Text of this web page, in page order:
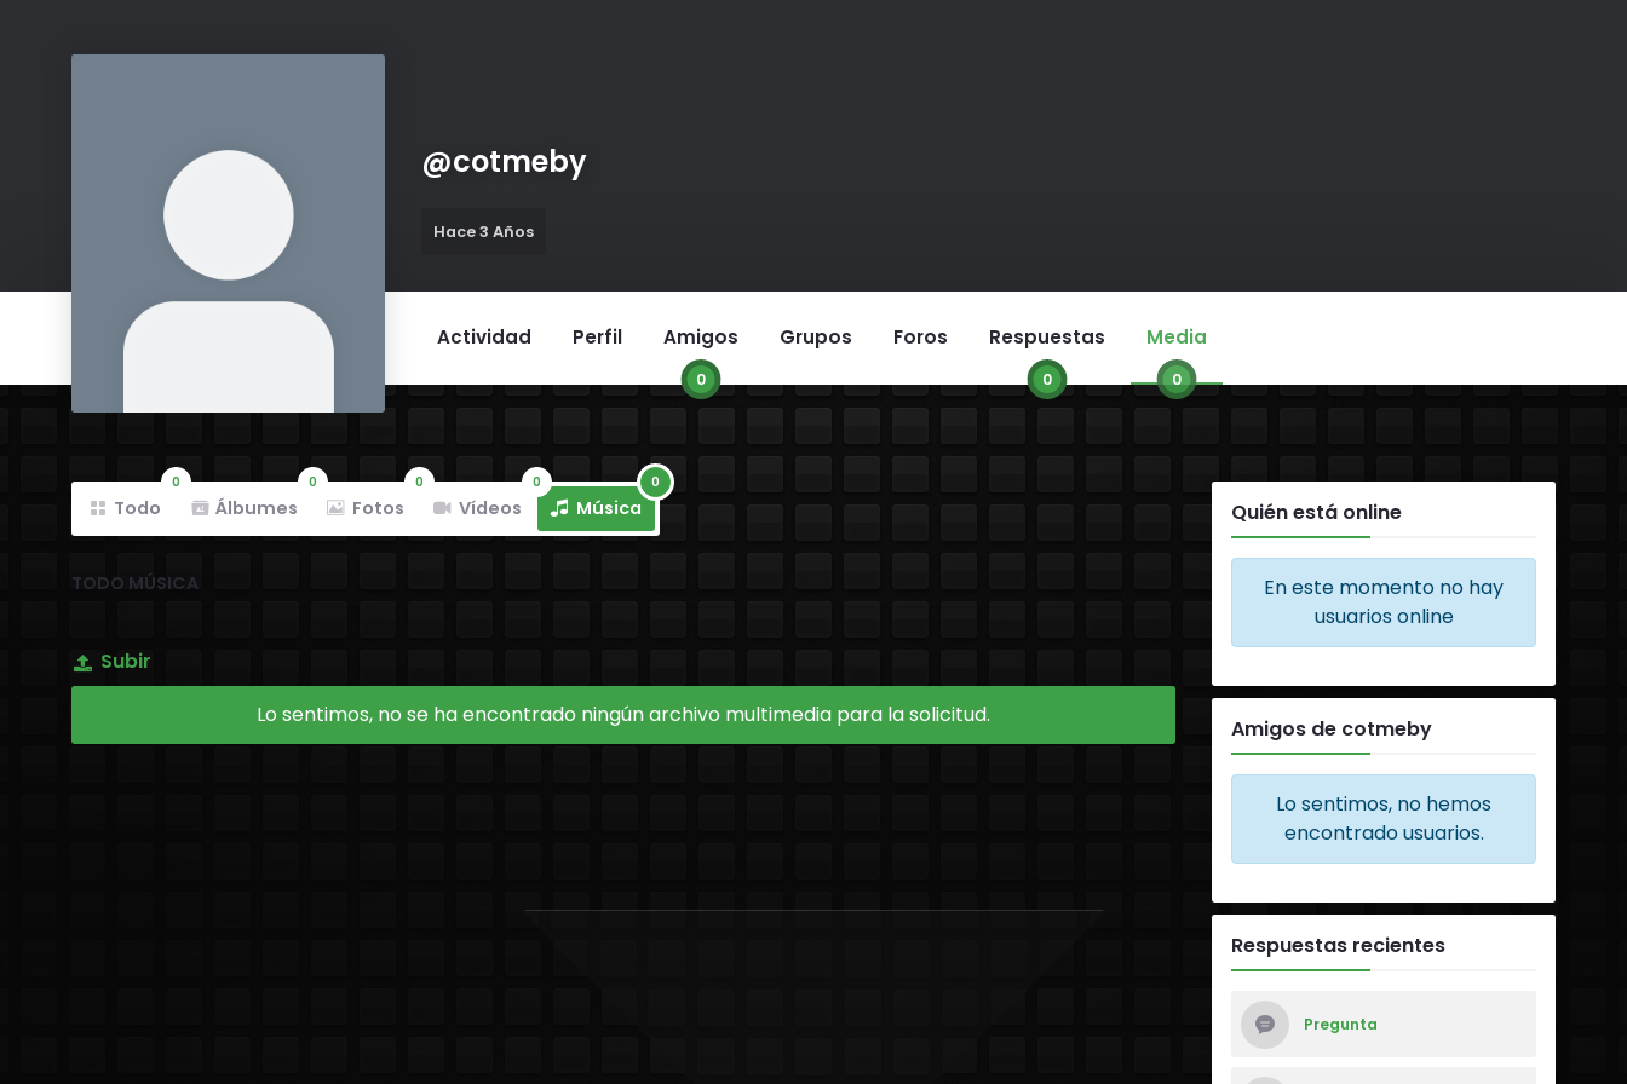
@cotmeby
Hace 3 Años
Actividad Perfil Amigos
0
Grupos Foros Respuestas
0
Media
0
Todo
0
Álbumes
0
Fotos
0
Vídeos
0
Música
0
TODO MÚSICA
Subir
Lo sentimos, no se ha encontrado ningún archivo multimedia para la solicitud.
Quién está online
En este momento no hay
usuarios online
Amigos de cotmeby
Lo sentimos, no hemos
encontrado usuarios.
Respuestas recientes
Pregunta